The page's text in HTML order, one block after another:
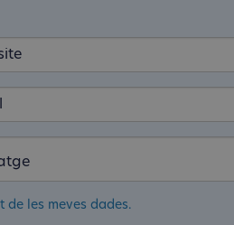
les meves dades.